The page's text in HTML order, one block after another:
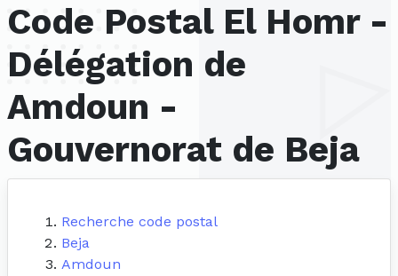
Code Postal El Homr -
Délégation de
Amdoun -
Gouvernorat de Beja
Recherche code postal
Beja
Amdoun